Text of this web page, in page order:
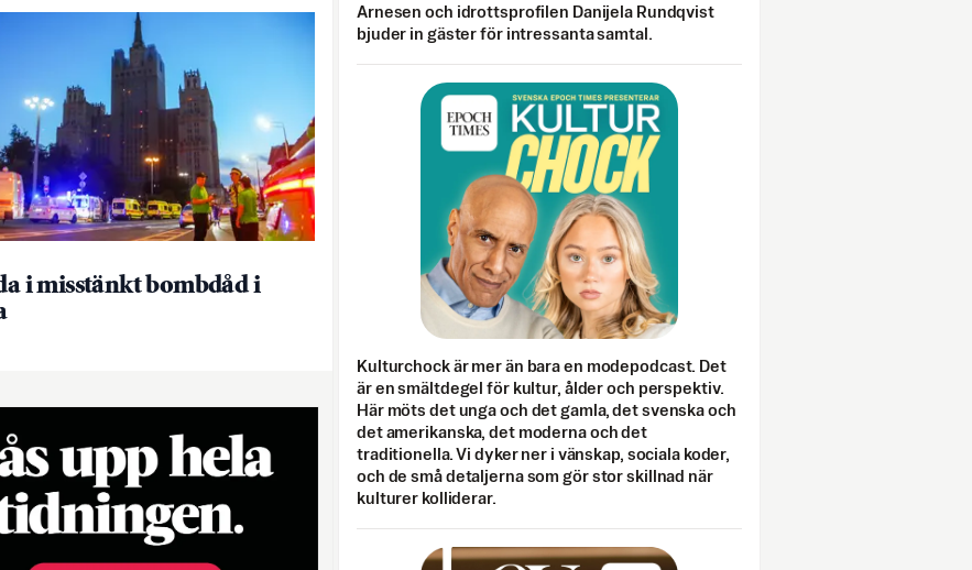
i misstänkt bombdåd i
Arnesen och idrottsprofilen Danijela Rundqvist
bjuder in gäster för intressanta samtal.
Kulturchock är mer än bara en modepodcast. Det
är en smältdegel för kultur, ålder och perspektiv.
Här möts det unga och det gamla, det svenska och
det amerikanska, det moderna och det
traditionella. Vi dyker ner i vänskap, sociala koder,
och de små detaljerna som gör stor skillnad när
kulturer kolliderar.